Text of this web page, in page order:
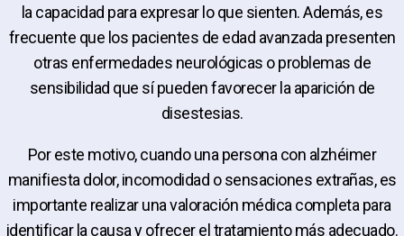
la capacidad para expresar lo que sienten. Además, es
frecuente que los pacientes de edad avanzada presenten
otras enfermedades neurológicas o problemas de
sensibilidad que sí pueden favorecer la aparición de
disestesias.
Por este motivo, cuando una persona con alzhéimer
manifiesta dolor, incomodidad o sensaciones extrañas, es
importante realizar una valoración médica completa para
identificar la causa y ofrecer el tratamiento más adecuado.